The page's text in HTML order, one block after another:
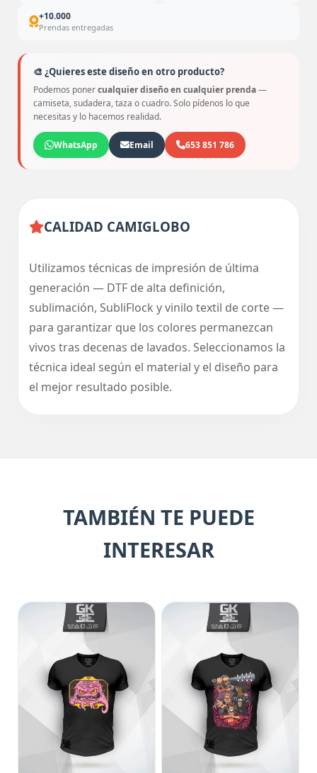
+10.000
Prendas entregadas
🎨 ¿Quieres este diseño en otro producto?
Podemos ponercualquier diseño en cualquier prenda—
camiseta, sudadera, taza o cuadro. Solo pídenos lo que
necesitas y lo hacemos realidad.
WhatsApp Email 653 851 786
CALIDAD CAMIGLOBO
Utilizamos técnicas de impresión de última
generación — DTF de alta definición,
sublimación, SubliFlock y vinilo textil de corte —
para garantizar que los colores permanezcan
vivos tras decenas de lavados. Seleccionamos la
técnica ideal según el material y el diseño para
el mejor resultado posible.
TAMBIÉN TE PUEDE
INTERESAR